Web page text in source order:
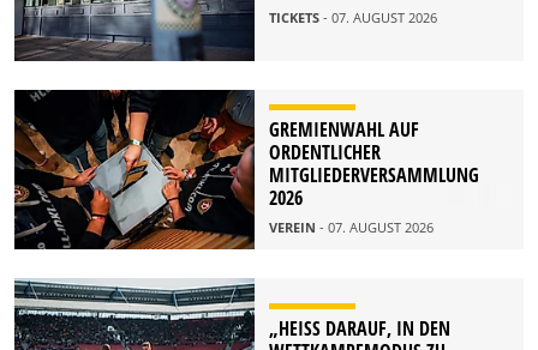
TICKETS - 07. AUGUST 2026
GREMIENWAHL AUF
ORDENTLICHER
MITGLIEDERVERSAMMLUNG
2026
VEREIN - 07. AUGUST 2026
„HEISS DARAUF, IN DEN W